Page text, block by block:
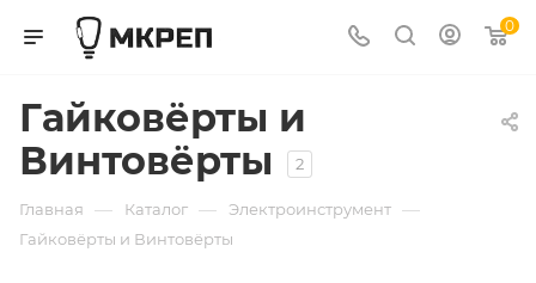
0
Гайковёрты и
Винтовёрты
2
Главная — Каталог — Электроинструмент —
Гайковёрты и Винтовёрты